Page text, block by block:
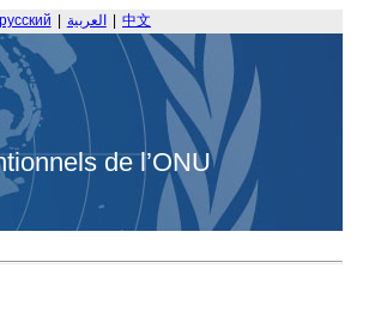
русский العربية 中文
de l’ONU